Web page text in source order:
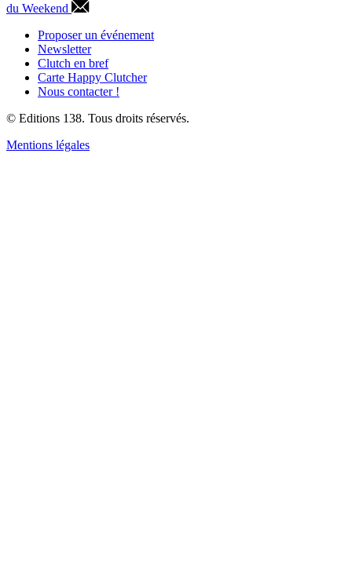
du Weekend
Proposer un événement
Newsletter
Clutch en bref
Carte Happy Clutcher
Nous contacter !
© Editions 138. Tous droits réservés.
Mentions légales